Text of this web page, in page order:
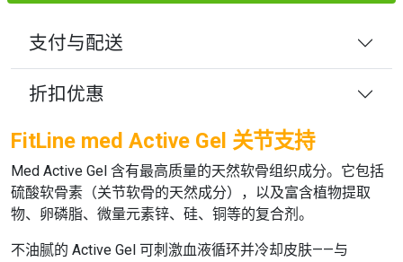
支付与配送
折扣优惠
FitLine med Active Gel 关节支持
Med Active Gel 含有最高质量的天然软骨组织成分。它包括
硫酸软骨素（关节软骨的天然成分），以及富含植物提取
物、卵磷脂、微量元素锌、硅、铜等的复合剂。
不油腻的 Active Gel 可刺激血液循环并冷却皮肤——与